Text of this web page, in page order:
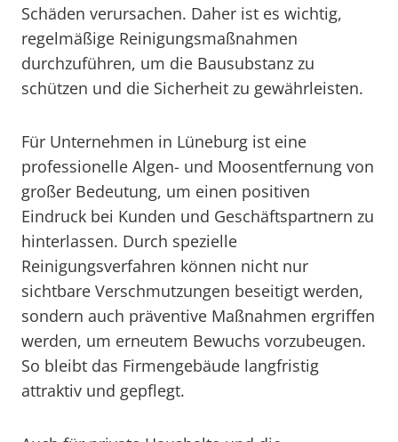
Schäden verursachen. Daher ist es wichtig,
regelmäßige Reinigungsmaßnahmen
durchzuführen, um die Bausubstanz zu
schützen und die Sicherheit zu gewährleisten.
Für Unternehmen in Lüneburg ist eine
professionelle Algen- und Moosentfernung von
großer Bedeutung, um einen positiven
Eindruck bei Kunden und Geschäftspartnern zu
hinterlassen. Durch spezielle
Reinigungsverfahren können nicht nur
sichtbare Verschmutzungen beseitigt werden,
sondern auch präventive Maßnahmen ergriffen
werden, um erneutem Bewuchs vorzubeugen.
So bleibt das Firmengebäude langfristig
attraktiv und gepflegt.